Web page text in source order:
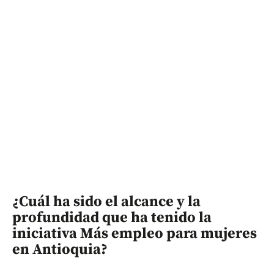
¿Cuál ha sido el alcance y la
profundidad que ha tenido la
iniciativa Más empleo para mujeres
en Antioquia?